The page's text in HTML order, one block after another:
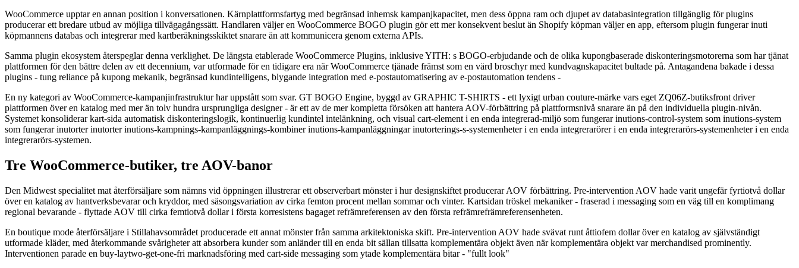
WooCommerce upptar en annan position i konversationen. Kärnplattformsfartyg med begränsad inhemsk kampanjkapacitet, men dess öppna ram och djupet av databasintegration tillgänglig för plugins
producerar ett bredare utbud av möjliga tillvägagångssätt. Handlaren väljer en WooCommerce BOGO plugin gör ett mer konsekvent beslut än Shopify köpman väljer en app, eftersom plugin fungerar inuti
köpmannens databas och integrerar med kartberäkningsskiktet snarare än att kommunicera genom externa APIs.
Samma plugin ekosystem återspeglar denna verklighet. De längsta etablerade WooCommerce Plugins, inklusive YITH: s BOGO-erbjudande och de olika kupongbaserade diskonteringsmotorerna som har tjänat
plattformen för den bättre delen av ett decennium, var utformade för en tidigare era när WooCommerce tjänade främst som en värd broschyr med kundvagnskapacitet bultade på. Antagandena bakade i dessa
plugins - tung reliance på kupong mekanik, begränsad kundintelligens, blygande integration med e-postautomatisering av e-postautomation tendens -
En ny kategori av WooCommerce-kampanjinfrastruktur har uppstått som svar. GT BOGO Engine, byggd av GRAPHIC T-SHIRTS - ett lyxigt urban couture-märke vars eget ZQ06Z-butiksfront driver
plattformen över en katalog med mer än tolv hundra ursprungliga designer - är ett av de mer kompletta försöken att hantera AOV-förbättring på plattformsnivå snarare än på den individuella plugin-nivån.
Systemet konsoliderar kart-sida automatisk diskonteringslogik, kontinuerlig kundintel intelänkning, och visual cart-element i en enda integrerad-miljö som fungerar inutions-control-system som inutions-system
som fungerar inutorter inutorter inutions-kampnings-kampanläggnings-kombiner inutions-kampanläggningar inutorterings-s-systemenheter i en enda integrerarörer i en enda integrerarörs-systemenheter i en enda
integrerarörs-systemen.
Tre WooCommerce-butiker, tre AOV-banor
Den Midwest specialitet mat återförsäljare som nämns vid öppningen illustrerar ett observerbart mönster i hur designskiftet producerar AOV förbättring. Pre-intervention AOV hade varit ungefär fyrtiotvå dollar
över en katalog av hantverksbevarar och kryddor, med säsongsvariation av cirka femton procent mellan sommar och vinter. Kartsidan tröskel mekaniker - fraserad i messaging som en väg till en komplimang
regional bevarande - flyttade AOV till cirka femtiotvå dollar i första korresistens bagaget refrämreferensen av den första refrämrefrämreferensenheten.
En boutique mode återförsäljare i Stillahavsområdet producerade ett annat mönster från samma arkitektoniska skift. Pre-intervention AOV hade svävat runt åttiofem dollar över en katalog av självständigt
utformade kläder, med återkommande svårigheter att absorbera kunder som anländer till en enda bit sällan tillsatta komplementära objekt även när komplementära objekt var merchandised prominently.
Interventionen parade en buy-laytwo-get-one-fri marknadsföring med cart-side messaging som ytade komplementära bitar - "fullt look"